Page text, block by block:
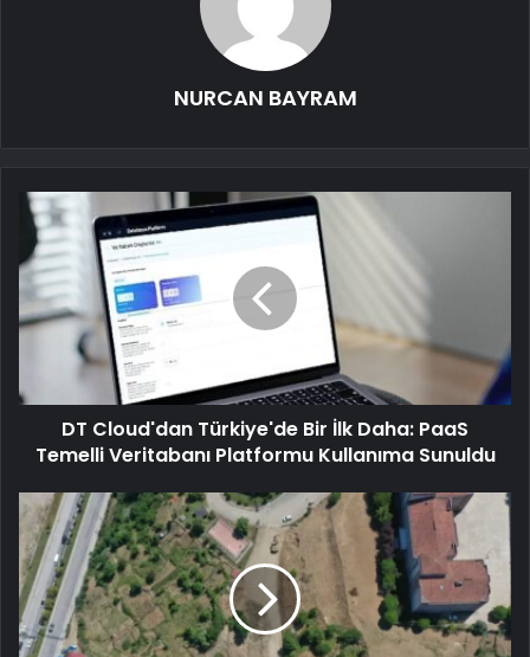
NURCAN BAYRAM
DT Cloud'dan Türkiye'de Bir İlk Daha: PaaS
Temelli Veritabanı Platformu Kullanıma Sunuldu